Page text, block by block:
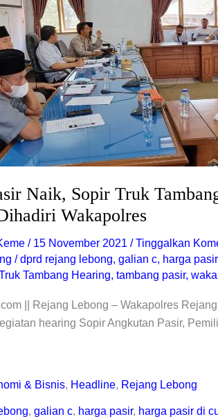
Naik, Sopir Truk
Wakapolres
/ 15 November 2021 /Tinggalkan
/dprd rejang lebong, galian c, harga pasir
Tambang Hearing, tambang pasir,
|| Rejang Lebong – Wakapolres
hearing Sopir Angkutan Pasir,
& Bisnis, Headline, Rejang Lebong
, galian c, harga pasir, harga pasir di